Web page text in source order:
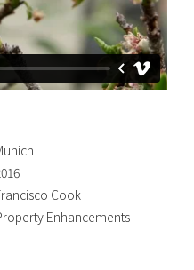
Cook
Enhancements